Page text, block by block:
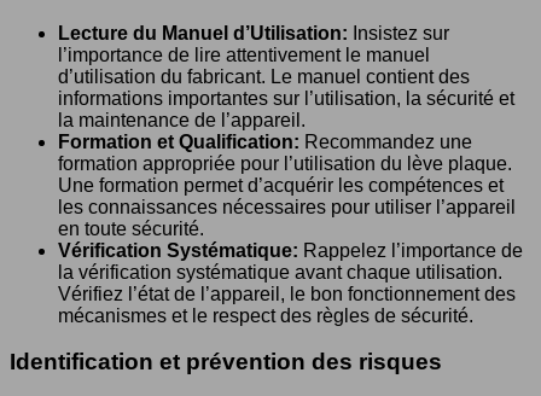
Lecture du Manuel d’Utilisation: Insistez sur
l’importance de lire attentivement le manuel
d’utilisation du fabricant. Le manuel contient des
informations importantes sur l’utilisation, la sécurité et
la maintenance de l’appareil.
Formation et Qualification: Recommandez une
formation appropriée pour l’utilisation du lève plaque.
Une formation permet d’acquérir les compétences et
les connaissances nécessaires pour utiliser l’appareil
en toute sécurité.
Vérification Systématique: Rappelez l’importance de
la vérification systématique avant chaque utilisation.
Vérifiez l’état de l’appareil, le bon fonctionnement des
mécanismes et le respect des règles de sécurité.
Identification et prévention des risques